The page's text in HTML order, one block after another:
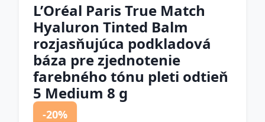
L’Oréal Paris True Match
Hyaluron Tinted Balm
rozjasňujúca podkladová
báza pre zjednotenie
farebného tónu pleti odtieň
5 Medium 8 g
-20%